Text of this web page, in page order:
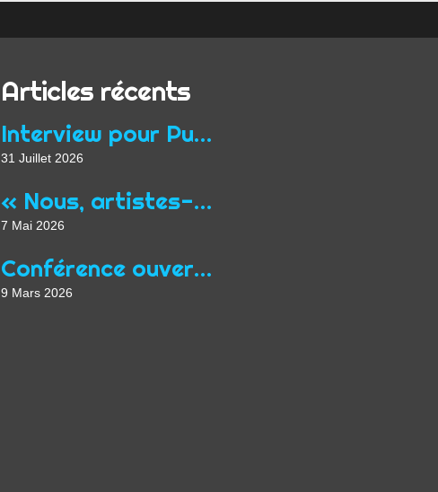
Articles récents
Interview pour Purple Hour à propos du programme Focus Queer de Midpoint
31 Juillet 2026
« Nous, artistes-auteurs, exigeons une nouvelle “loi Jean Zay” adaptée aux conditions actuelles de l’exercice de nos professions »
7 Mai 2026
Conférence ouverte au public à Prague en mars dans le cadre de Focus Qeer 2026
9 Mars 2026